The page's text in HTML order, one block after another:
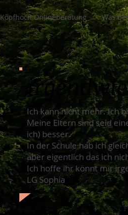
Kopfhoch Onlineberatung Was
Ich kann nicht mehr. Ich
Meine Eltern sind seid
ich) besser.
In der Schule hab ich
aber eigentlich das ich
Ich hoffe ihr könnt mir
LG Sophia